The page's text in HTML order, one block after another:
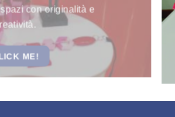
con originalità e
ME!